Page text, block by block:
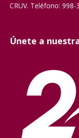
CRUV. Teléfono: 998-
Únete a